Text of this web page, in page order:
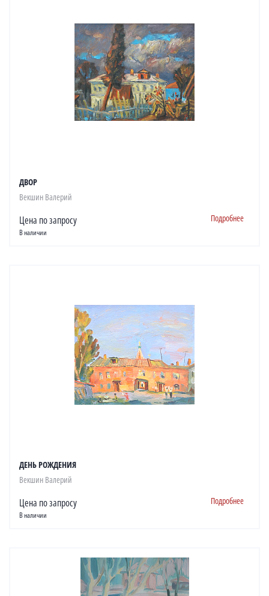
ДВОР
Векшин Валерий
Цена по запросу Подробнее
В наличии
ДЕНЬ РОЖДЕНИЯ
Векшин Валерий
Цена по запросу Подробнее
В наличии